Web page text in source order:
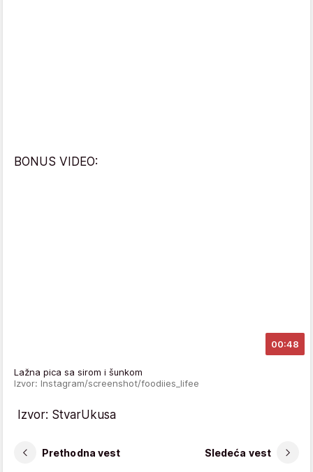
BONUS VIDEO:
00:48
Lažna pica sa sirom i šunkom
Izvor: Instagram/screenshot/foodiies_lifee
Izvor: StvarUkusa
Prethodna vest Sledeća vest